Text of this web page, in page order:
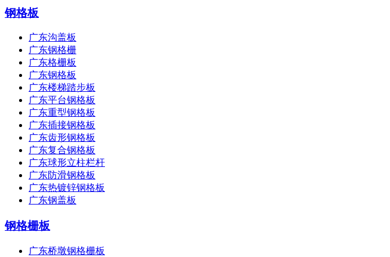
钢格板
广东沟盖板
广东钢格栅
广东格栅板
广东钢格板
广东楼梯踏步板
广东平台钢格板
广东重型钢格板
广东插接钢格板
广东齿形钢格板
广东复合钢格板
广东球形立柱栏杆
广东防滑钢格板
广东热镀锌钢格板
广东钢盖板
钢格栅板
广东桥墩钢格栅板